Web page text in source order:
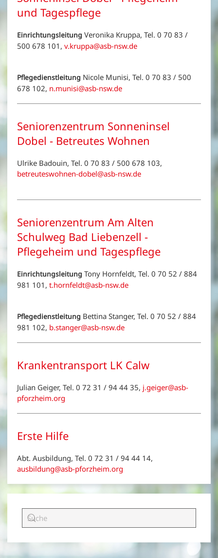
und Tagespflege
Einrichtungsleitung Veronika Kruppa, Tel. 0 70 83 /
500 678 101, v.kruppa@asb-nsw.de
Pflegedienstleitung Nicole Munisi, Tel. 0 70 83 / 500
678 102, n.munisi@asb-nsw.de
Seniorenzentrum Sonneninsel
Dobel - Betreutes Wohnen
Ulrike Badouin, Tel. 0 70 83 / 500 678 103,
betreuteswohnen-dobel@asb-nsw.de
Seniorenzentrum Am Alten
Schulweg Bad Liebenzell -
Pflegeheim und Tagespflege
Einrichtungsleitung Tony Hornfeldt, Tel. 0 70 52 / 884
981 101, t.hornfeldt@asb-nsw.de
Pflegedienstleitung Bettina Stanger, Tel. 0 70 52 / 884
981 102, b.stanger@asb-nsw.de
Krankentransport LK Calw
Julian Geiger, Tel. 0 72 31 / 94 44 35, j.geiger@asb-
pforzheim.org
Erste Hilfe
Abt. Ausbildung, Tel. 0 72 31 / 94 44 14,
ausbildung@asb-pforzheim.org